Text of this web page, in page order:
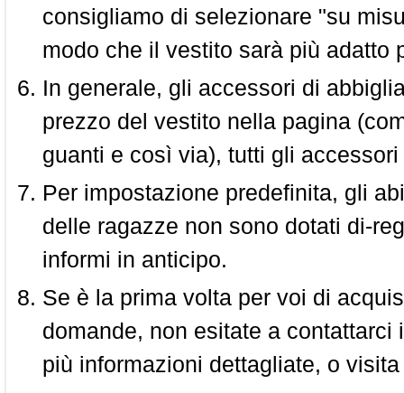
consigliamo di selezionare "su
modo che il vestito sarà più adatto
In generale, gli accessori di
prezzo del vestito nella pagina
guanti e così via), tutti gli
Per impostazione predefinita, gli
delle ragazze non sono dotati di-
informi in anticipo.
Se è la prima volta per voi di
domande, non esitate a
più informazioni dettagliate, o